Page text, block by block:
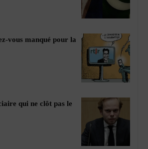
vous manqué pour la
qui ne clôt pas le